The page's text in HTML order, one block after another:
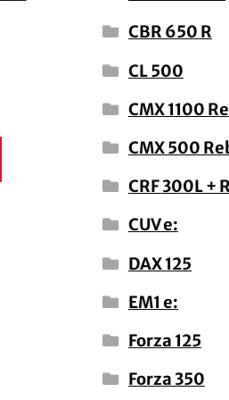
CBR 650 R
CL 500
CMX 1100
CMX 500
CRF 300L +
CUV e:
DAX 125
EM1 e:
Forza 125
Forza 350